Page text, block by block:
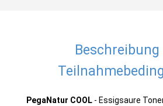
Beschreibung
PegaNatur COOL- Essigsaure